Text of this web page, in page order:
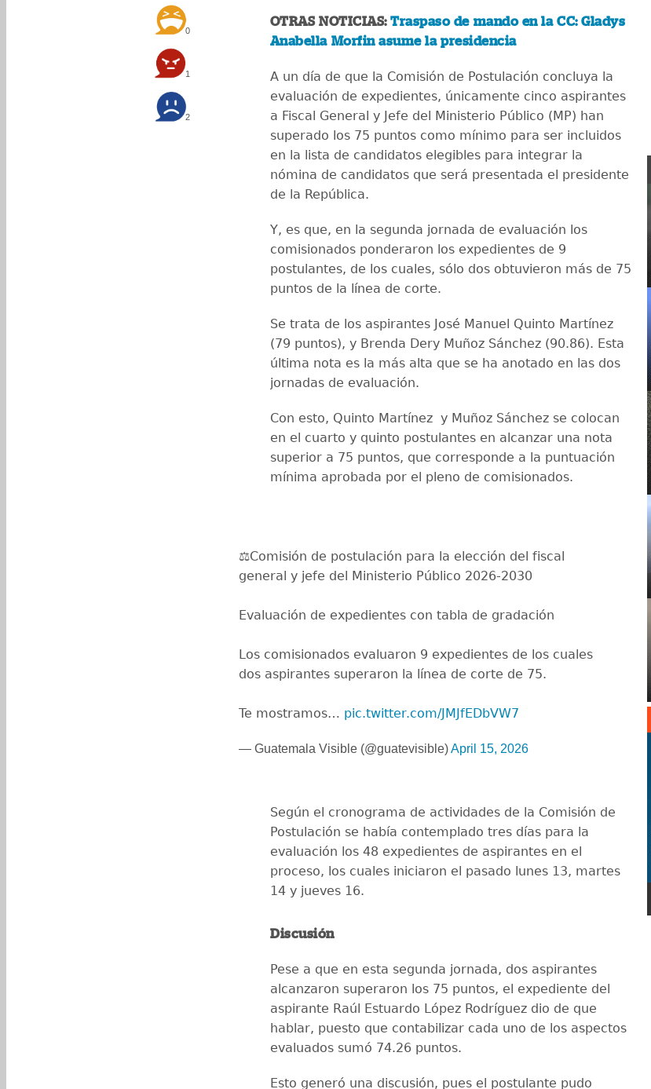
0
1
2
OTRAS NOTICIAS:Traspaso de mando en la CC: Gladys
Anabella Morfin asume la presidencia
A un día de que la Comisión de Postulación concluya la
evaluación de expedientes, únicamente cinco aspirantes
a Fiscal General y Jefe del Ministerio Público (MP) han
superado los 75 puntos como mínimo para ser incluidos
en la lista de candidatos elegibles para integrar la
nómina de candidatos que será presentada el presidente
de la República.
Y, es que, en la segunda jornada de evaluación los
comisionados ponderaron los expedientes de 9
postulantes, de los cuales, sólo dos obtuvieron más de 75
puntos de la línea de corte.
Se trata de los aspirantes José Manuel Quinto Martínez
(79 puntos), y Brenda Dery Muñoz Sánchez (90.86). Esta
última nota es la más alta que se ha anotado en las dos
jornadas de evaluación.
Con esto, Quinto Martínez y Muñoz Sánchez se colocan
en el cuarto y quinto postulantes en alcanzar una nota
superior a 75 puntos, que corresponde a la puntuación
mínima aprobada por el pleno de comisionados.
⚖️Comisión de postulación para la elección del fiscal
general y jefe del Ministerio Público 2026-2030
Evaluación de expedientes con tabla de gradación
Los comisionados evaluaron 9 expedientes de los cuales
dos aspirantes superaron la línea de corte de 75.
Te mostramos… pic.twitter.com/JMJfEDbVW7
— Guatemala Visible (@guatevisible)April 15, 2026
Según el cronograma de actividades de la Comisión de
Postulación se había contemplado tres días para la
evaluación los 48 expedientes de aspirantes en el
proceso, los cuales iniciaron el pasado lunes 13, martes
14 y jueves 16.
Discusión
Pese a que en esta segunda jornada, dos aspirantes
alcanzaron superaron los 75 puntos, el expediente del
aspirante Raúl Estuardo López Rodríguez dio de que
hablar, puesto que contabilizar cada uno de los aspectos
evaluados sumó 74.26 puntos.
Esto generó una discusión, pues el postulante pudo